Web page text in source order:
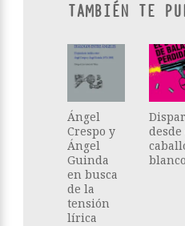
TAMBIÉN TE
Ángel
Crespo y
Ángel
Guinda
en busca
de la
tensión
lírica
blanco